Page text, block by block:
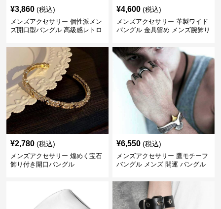
¥3,860 (税込)
メンズアクセサリー 個性派メン
ズ開口型バングル 高級感レトロ
¥4,600 (税込)
メンズアクセサリー 革製ワイド
バングル 金具留め メンズ腕飾り
¥2,780 (税込)
メンズアクセサリー 煌めく宝石
飾り付き開口バングル
¥6,550 (税込)
メンズアクセサリー 鷹モチーフ
バングル メンズ 開運 バングル